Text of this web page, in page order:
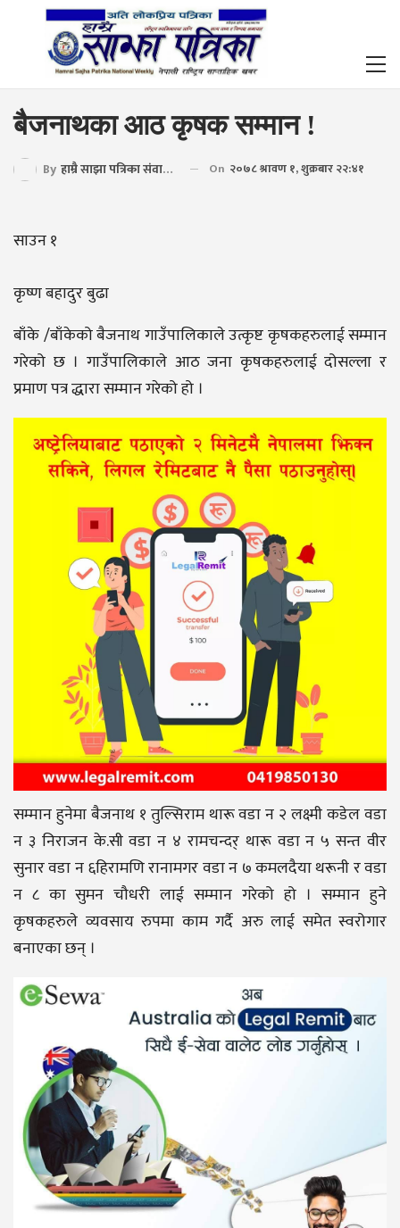
बैजनाथका आठ कृषक सम्मान !
By हाम्रै साझा पत्रिका संवाददाता On २०७८ श्रावण १, शुक्रबार २२:४१
साउन १
कृष्ण बहादुर बुढा
बाँके /बाँकेको बैजनाथ गाउँपालिकाले उत्कृष्ट कृषकहरुलाई सम्मान
गरेको छ । गाउँपालिकाले आठ जना कृषकहरुलाई दोसल्ला र
प्रमाण पत्र द्धारा सम्मान गरेको हो ।
सम्मान हुनेमा बैजनाथ १ तुल्सिराम थारू वडा न २ लक्ष्मी कडेल वडा
न ३ निराजन के.सी वडा न ४ रामचन्दर् थारू वडा न ५ सन्त वीर
सुनार वडा न ६हिरामणि रानामगर वडा न ७ कमलदैया थरूनी र वडा
न ८ का सुमन चौधरी लाई सम्मान गरेको हो । सम्मान हुने
कृषकहरुले व्यवसाय रुपमा काम गर्दै अरु लाई समेत स्वरोगार
बनाएका छन् ।